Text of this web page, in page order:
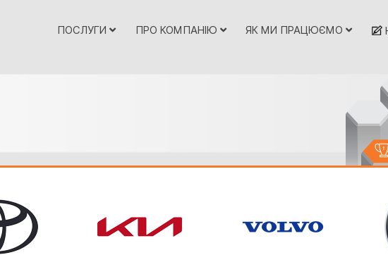
ПОСЛУГИ ПРО КОМПАНІЮ ЯК МИ ПРАЦЮЄМО